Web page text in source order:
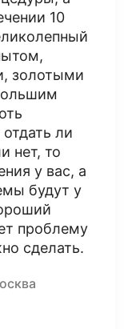
10
золотыми
ли
нет, то
у вас, а
будут у
проблему
сделать.